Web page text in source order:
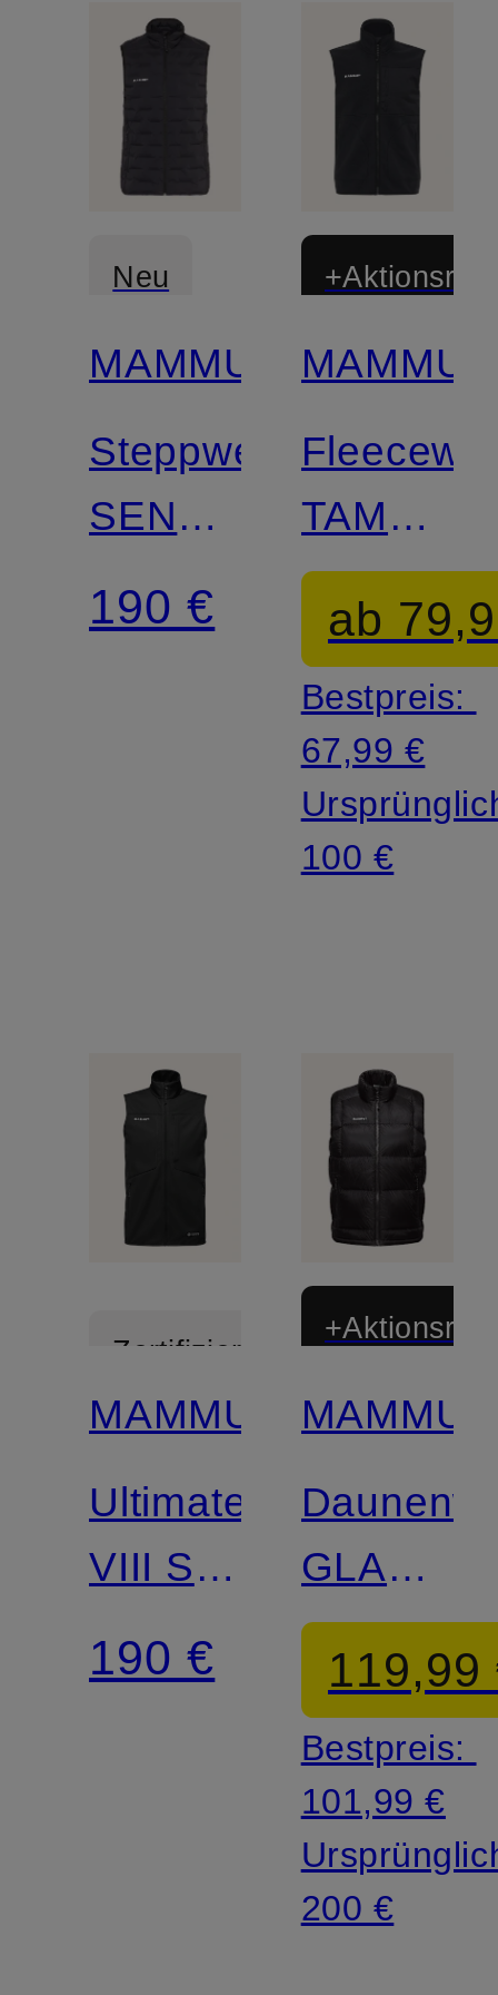
Neu
Zertifiziert
MAMMUT
Steppweste
SENDER
IN
190 €
Zertifiziert
MAMMUT
TAMARO
ML
ab
Bestpreis:
67,99 €
100 €
Zertifiziert
MAMMUT
Ultimate
VIII SO
Vest
Men
190 €
Zertifiziert
MAMMUT
GLACIER
GLOW
IN119,99
Bestpreis:
101,99 €
200 €